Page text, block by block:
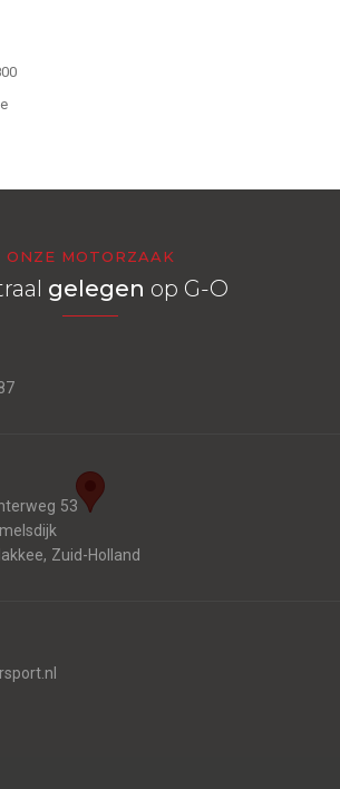
ONZE MOTORZAAK
gelegen op G-O
53
Zuid-Holland